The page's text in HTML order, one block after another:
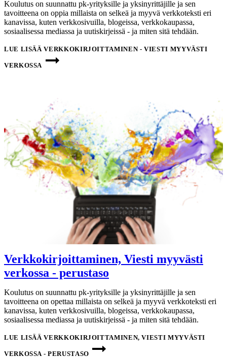
Koulutus on suunnattu pk-yrityksille ja yksinyrittäjille ja sen
tavoitteena on oppia millaista on selkeä ja myyvä verkkoteksti eri
kanavissa, kuten verkkosivuilla, blogeissa, verkkokaupassa,
sosiaalisessa mediassa ja uutiskirjeissä - ja miten sitä tehdään.
LUE LISÄÄVERKKOKIRJOITTAMINEN - VIESTI MYYVÄSTI
VERKOSSA
Verkkokirjoittaminen, Viesti myyvästi
verkossa - perustaso
Koulutus on suunnattu pk-yrityksille ja yksinyrittäjille ja sen
tavoitteena on opettaa millaista on selkeä ja myyvä verkkoteksti eri
kanavissa, kuten verkkosivuilla, blogeissa, verkkokaupassa,
sosiaalisessa mediassa ja uutiskirjeissä - ja miten sitä tehdään.
LUE LISÄÄVERKKOKIRJOITTAMINEN, VIESTI MYYVÄSTI
VERKOSSA - PERUSTASO